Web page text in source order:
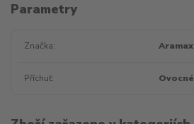
Parametry
Značka Aramax
Příchuť Ovocné